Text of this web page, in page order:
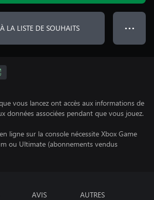
LA LISTE DE SOUHAITS ● ● ●
vous lancez ont accès aux informations de
données associées pendant que vous jouez.
ligne sur la console nécessite Xbox Game
ou Ultimate (abonnements vendus
AVIS AUTRES